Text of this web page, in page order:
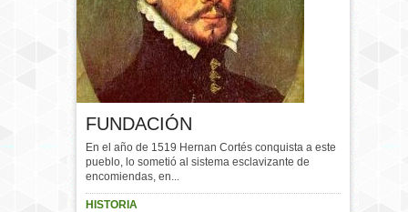
FUNDACIÓN
En el año de 1519 Hernan Cortés conquista a este
pueblo, lo sometió al sistema esclavizante de
encomiendas, en...
HISTORIA